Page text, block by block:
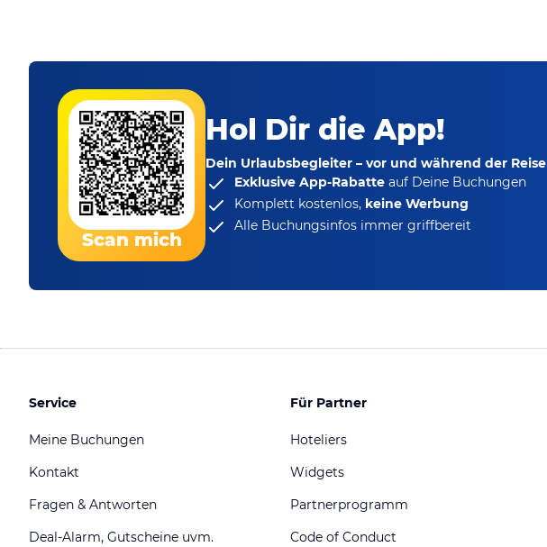
Scan mich
Hol Dir die App!
Dein Urlaubsbegleiter – vor und während der Reise
Exklusive App-Rabatte auf Deine Buchungen
Komplett kostenlos, keine Werbung
Alle Buchungsinfos immer griffbereit
Service
Meine Buchungen
Kontakt
Fragen & Antworten
Deal-Alarm, Gutscheine uvm.
Für Partner
Hoteliers
Widgets
Partnerprogramm
Code of Conduct